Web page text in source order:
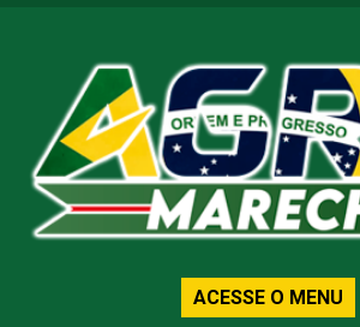
ACESSE O MENU